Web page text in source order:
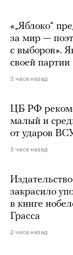
«„Яблоко“
за мир —
с выборов».
своей партии
3 часа назад
ЦБ РФ
малый и
от ударов
3 часа назад
закрасило
в книге
Грасса
2 часа назад